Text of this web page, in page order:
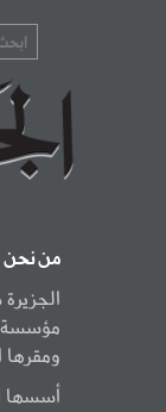
من نحن
مؤسسة
ومقرها
أسسها